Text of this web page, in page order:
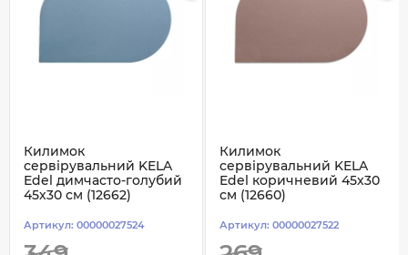
Килимок
сервірувальний KELA
Edel димчасто-голубий
45х30 см (12662)
Артикул: 00000027524
Килимок
сервірувальний KELA
Edel коричневий 45х30
см (12660)
Артикул: 00000027522